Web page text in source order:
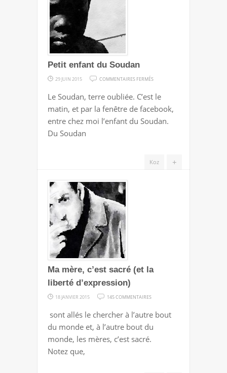
Petit enfant du Soudan
29 JUIN 2015 COMMENTAIRES FERMÉS
ENFANT
DU
SOUDAN
Le Soudan, terre oubliée. C’est le
matin, et par la fenêtre de facebook,
entre chez moi l’enfant du Soudan.
Du Soudan
+
Koz
Ma mère, c’est sacré (et la
liberté d’expression)
18 JANVIER 2015 145 COMMENTAIRES
MÈRE,
C’EST
sont allés le chercher à l’autre bout
du monde et, à l’autre bout du
monde, les mères, c’est sacré.
Notez que,